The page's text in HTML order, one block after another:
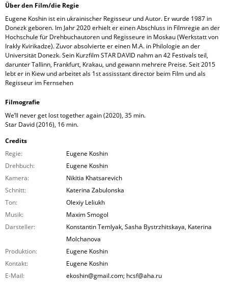
Über den Film/die Regie
Eugene Koshin ist ein ukrainischer Regisseur und Autor. Er wurde 1987 in
Donezk geboren. Im Jahr 2020 erhielt er einen Abschluss in Filmregie an der
Hochschule für Drehbuchautoren und Regisseure in Moskau (Werkstatt von
Irakly Kvirikadze). Zuvor absolvierte er einen M.A. in Philologie an der
Universität Donezk. Sein Kurzfilm STAR DAVID nahm an 42 Festivals teil,
darunter Tallinn, Frankfurt, Krakau, und gewann mehrere Preise. Seit 2015
lebt er in Kiew und arbeitet als 1st assisstant director beim Film und als
Regisseur im Fernsehen
Filmografie
We’ll never get lost together again (2020), 35 min.
Star David (2016), 16 min.
Credits
Regie:
Eugene Koshin
Drehbuch:
Eugene Koshin
Kamera:
Nikitia Khatsarevich
Schnitt:
Katerina Zabulonska
Ton:
Olexiy Leliukh
Musik:
Maxim Smogol
Darsteller:
Konstantin Temlyak, Sasha Bystrzhitskaya, Katerina
Molchanova
Produktion:
Eugene Koshin
Kontakt:
Eugene Koshin
E-Mail:
ekoshin@gmail.com; hcsf@aha.ru